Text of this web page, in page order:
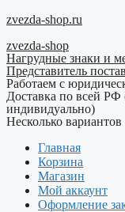
Перейти
содержимому
zvezda-shop.ru
zvezda-shop
Нагрудные знаки и
Представитель
Работаем с
Доставка по всей РФ
индивидуально)
Несколько
Главная
Корзина
Магазин
Мой аккаунт
Оформление